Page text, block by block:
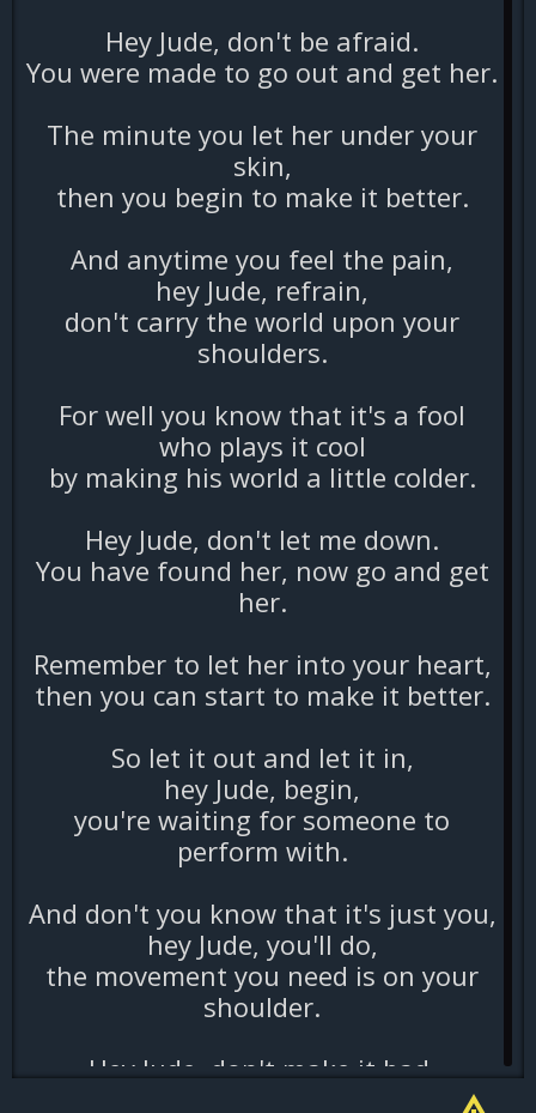
Hey Jude, don't be afraid.
You were made to go out and get her.
The minute you let her under your
skin,
then you begin to make it better.
And anytime you feel the pain,
hey Jude, refrain,
don't carry the world upon your
shoulders.
For well you know that it's a fool
who plays it cool
by making his world a little colder.
Hey Jude, don't let me down.
You have found her, now go and get
her.
Remember to let her into your heart,
then you can start to make it better.
So let it out and let it in,
hey Jude, begin,
you're waiting for someone to
perform with.
And don't you know that it's just you,
hey Jude, you'll do,
the movement you need is on your
shoulder.
Hey Jude, don't make it bad.
Take a sad song and make it better.